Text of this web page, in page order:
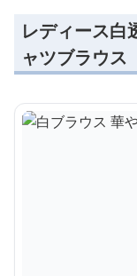
レディース白
ャツブラウス